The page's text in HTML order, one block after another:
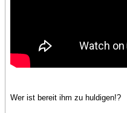
Wer ist bereit ihm zu huldigen!?